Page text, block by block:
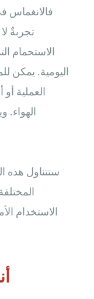
فالانغماس
تجربةٌ
الاستحمام
اليومية. يمكن
العملية
الهواء.
ستتناول هذه
الاستخدام